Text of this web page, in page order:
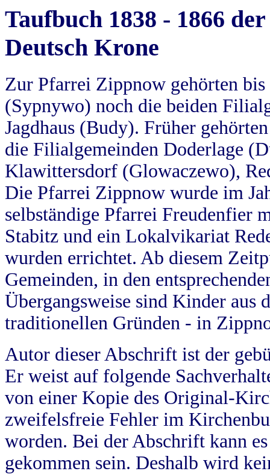
Taufbuch 1838 - 1866
Deutsch Krone
Zur Pfarrei Zippnow gehörten
(Sypnywo) noch die beiden
Jagdhaus (Budy). Früher
die Filialgemeinden Doderlage
Klawittersdorf (Glowaczewo),
Die Pfarrei Zippnow wurde im
selbständige Pfarrei Freudenfier
Stabitz und ein Lokalvikariat
wurden errichtet. Ab diesem
Gemeinden, in den
Übergangsweise sind Kinder aus
traditionellen Gründen - in
Autor dieser Abschrift ist der
Er weist auf folgende
von einer Kopie des Original-
zweifelsfreie Fehler im
worden. Bei der Abschrift kann
gekommen sein. Deshalb wird